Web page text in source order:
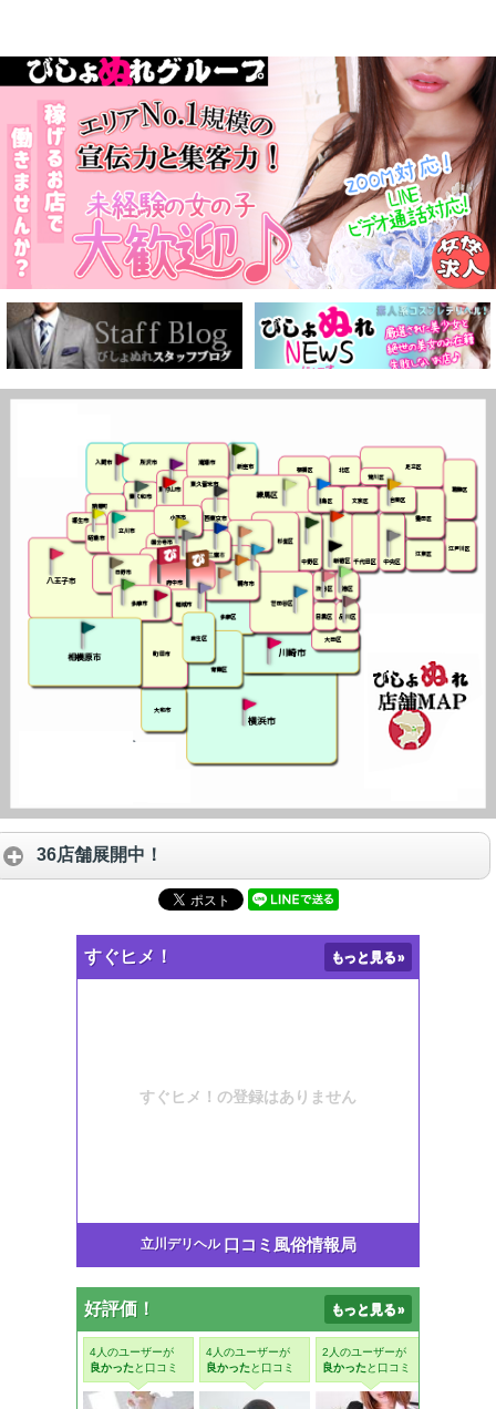
36店舗展開中！
すぐヒメ！ もっと見る»
立川デリヘル 口コミ風俗情報局
好評価！ もっと見る»